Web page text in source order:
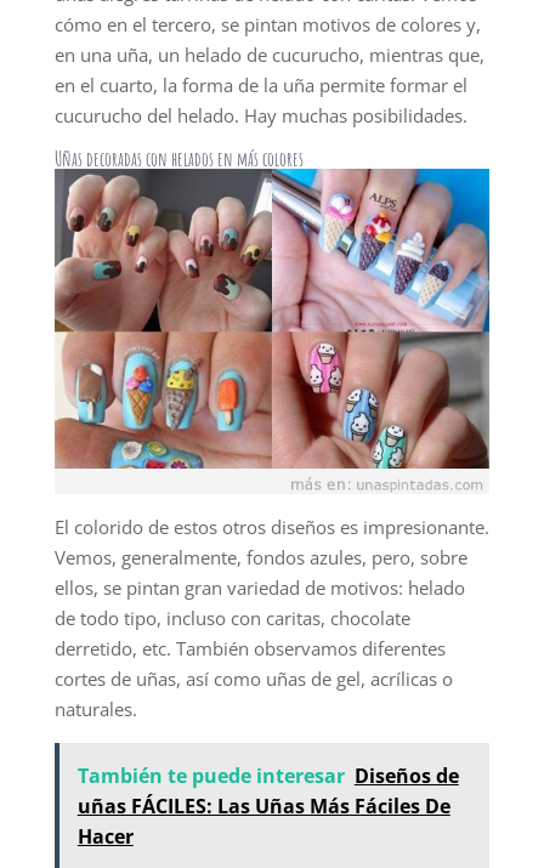
cómo en el tercero, se pintan motivos de colores y,
en una uña, un helado de cucurucho, mientras que,
en el cuarto, la forma de la uña permite formar el
cucurucho del helado. Hay muchas posibilidades.
Uñas decoradas con helados en más colores
El colorido de estos otros diseños es impresionante.
Vemos, generalmente, fondos azules, pero, sobre
ellos, se pintan gran variedad de motivos: helado
de todo tipo, incluso con caritas, chocolate
derretido, etc. También observamos diferentes
cortes de uñas, así como uñas de gel, acrílicas o
naturales.
También te puede interesar Diseños de
uñas FÁCILES: Las Uñas Más Fáciles De
Hacer